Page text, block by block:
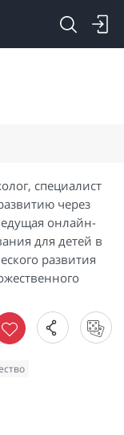
специалист
через
онлайн-
для детей в
развития